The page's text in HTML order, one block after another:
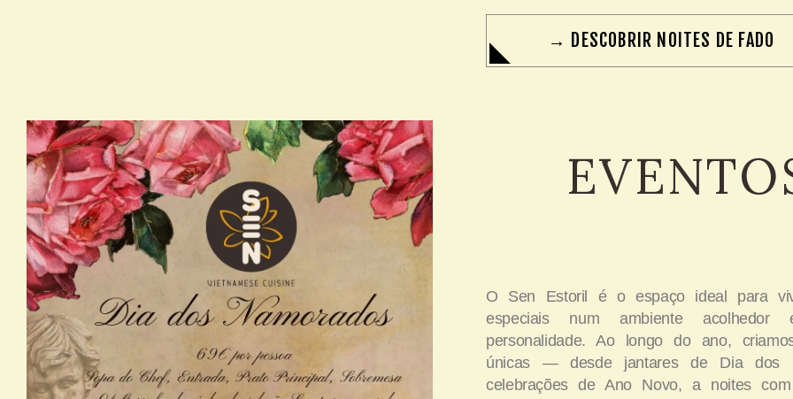
→ DESCOBRIR NOITES DE FADO
O Sen Estoril é o espaço ideal para
especiais num ambiente
personalidade. Ao longo do ano,
únicas — desde jantares de Dia dos
celebrações de Ano Novo, a noites